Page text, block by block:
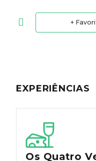
+
EXPERIÊNCIAS
Os Quatro